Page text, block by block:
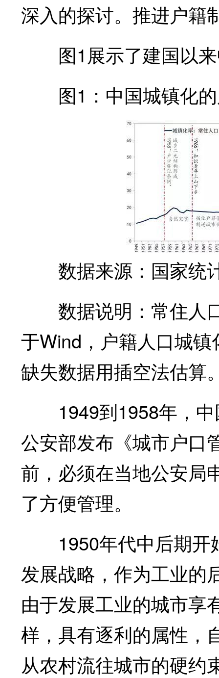
深入的探讨。推进户籍
图1展示了建国以来
图1：中国城镇化的
数据来源：国家统
数据说明：常住人
于Wind，户籍人口城
缺失数据用插空法估算
1949到1958年，中
公安部发布《城市户口
前，必须在当地公安局
了方便管理。
1950年代中后期开
发展战略，作为工业的
由于发展工业的城市享
样，具有逐利的属性，
从农村流往城市的硬约